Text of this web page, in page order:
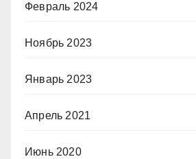
Февраль 2024
Ноябрь 2023
Январь 2023
Апрель 2021
Июнь 2020